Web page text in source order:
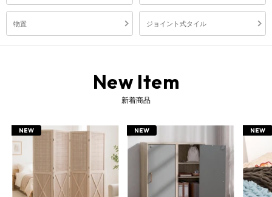
物置 ジョイント式タイル
New Item
新着商品
NEW NEW NEW